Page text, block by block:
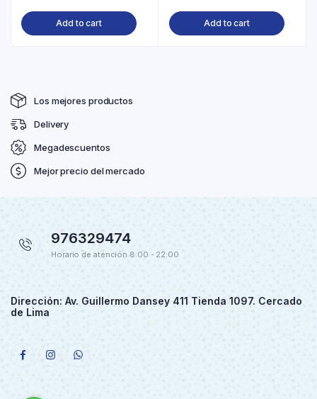
Add to cart Add to cart
Los mejores productos
Delivery
Megadescuentos
Mejor precio del mercado
976329474
Horario de atención 8:00 - 22:00
Dirección: Av. Guillermo Dansey 411 Tienda 1097. Cercado
de Lima